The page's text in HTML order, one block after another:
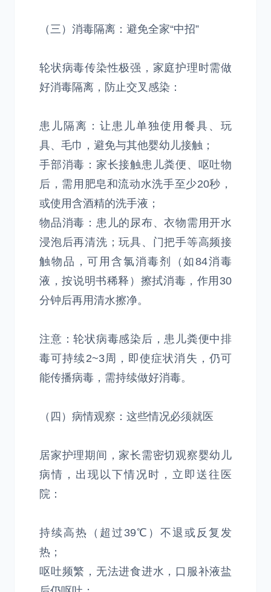
（三）消毒隔离：避免全家“中招”
轮状病毒传染性极强，家庭护理时需做
好消毒隔离，防止交叉感染：
患儿隔离：让患儿单独使用餐具、玩
具、毛巾，避免与其他婴幼儿接触；
手部消毒：家长接触患儿粪便、呕吐物
后，需用肥皂和流动水洗手至少20秒，
或使用含酒精的洗手液；
物品消毒：患儿的尿布、衣物需用开水
浸泡后再清洗；玩具、门把手等高频接
触物品，可用含氯消毒剂（如84消毒
液，按说明书稀释）擦拭消毒，作用30
分钟后再用清水擦净。
注意：轮状病毒感染后，患儿粪便中排
毒可持续2~3周，即使症状消失，仍可
能传播病毒，需持续做好消毒。
（四）病情观察：这些情况必须就医
居家护理期间，家长需密切观察婴幼儿
病情，出现以下情况时，立即送往医
院：
持续高热（超过39℃）不退或反复发
热；
呕吐频繁，无法进食进水，口服补液盐